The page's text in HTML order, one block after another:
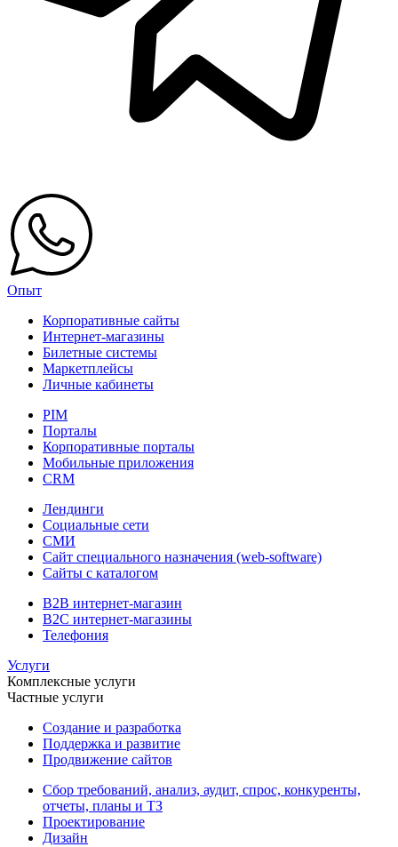
Опыт
Корпоративные сайты
Интернет-магазины
Билетные системы
Маркетплейсы
Личные кабинеты
PIM
Порталы
Корпоративные порталы
Мобильные приложения
CRM
Лендинги
Социальные сети
СМИ
Сайт специального назначения (web-software)
Сайты с каталогом
B2B интернет-магазин
B2C интернет-магазины
Телефония
Услуги
Комплексные услуги
Частные услуги
Создание и разработка
Поддержка и развитие
Продвижение сайтов
Сбор требований, анализ, аудит, спрос, конкуренты,
отчеты, планы и ТЗ
Проектирование
Дизайн